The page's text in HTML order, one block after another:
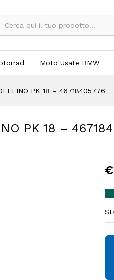
Moto Usate BMW
PK 18 – 46718405776
PK 18 –
€